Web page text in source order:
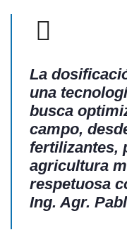
La
una
busca
campo,
fertilizantes,
agricultura
respetuosa
Ing. Agr.